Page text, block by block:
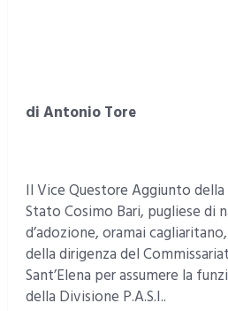
di Antonio Tore
Il Vice Questore Aggiunto
Stato Cosimo Bari, pugliese di
d’adozione, oramai
della dirigenza del
Sant’Elena per assumere la
della Divisione P.A.S.I..